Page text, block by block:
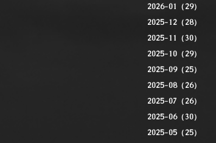
2026-01（29）
2025-12（28）
2025-11（30）
2025-10（29）
2025-09（25）
2025-08（26）
2025-07（26）
2025-06（30）
2025-05（25）